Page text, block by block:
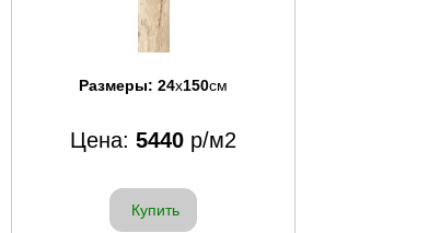
Размеры: 24x150см
Цена: 5440 р/м2
Купить